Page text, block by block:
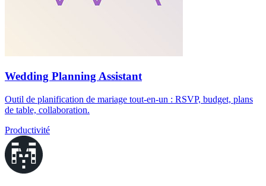
Wedding Planning Assistant
Outil de planification de mariage tout-en-un : RSVP, budget, plans
de table, collaboration.
Productivité